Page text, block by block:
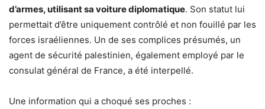
d’armes, utilisant sa voiture diplomatique. Son statut lui
permettait d’être uniquement contrôlé et non fouillé par les
forces israéliennes. Un de ses complices présumés, un
agent de sécurité palestinien, également employé par le
consulat général de France, a été interpellé.
Une information qui a choqué ses proches :